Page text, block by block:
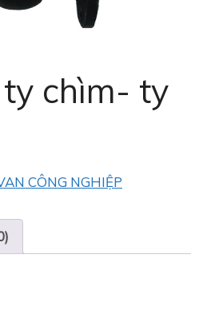
chìm- ty
CÔNG NGHIỆP